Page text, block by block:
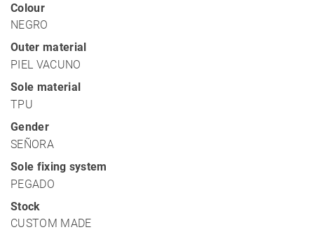
Colour
NEGRO
Outer material
PIEL VACUNO
Sole material
TPU
Gender
SEÑORA
Sole fixing system
PEGADO
Stock
CUSTOM MADE